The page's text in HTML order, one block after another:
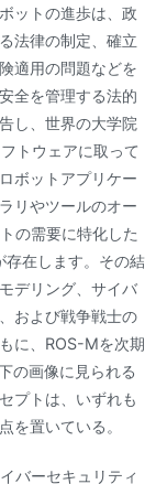
ットの進歩は、政
法律の制定、確立
適用の問題などを
全を管理する法的
し、世界の大学院
トウェアに取って
ボットアプリケー
リやツールのオー
の需要に特化した
存在します。その結
デリング、サイバ
および戦争戦士の
に、ROS-Mを次期
の画像に見られる
プトは、いずれも
を置いている。
バーセキュリティ